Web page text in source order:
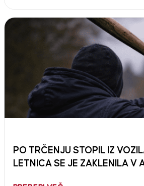
PO TRČENJU STOPIL IZ
LETNICA SE JE ZAKLENILA V